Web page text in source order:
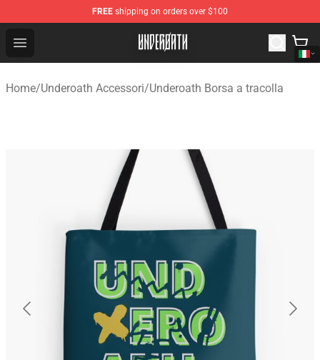
FREE shipping on orders over $100
Open menu
Underoath Store - Official Underoath Merchandise Shop
Home/Underoath Accessori/Underoath Borsa a tracolla